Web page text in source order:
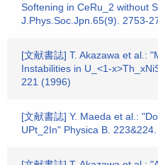
Softening in CeRu_2 without
J.Phys.Soc.Jpn.65(9). 2753-
[文献書誌] T. Akazawa et al.:
Instabilities in U_<1-
221 (1996)
[文献書誌] Y. Maeda et al.:
UPt_2In" Physica B.